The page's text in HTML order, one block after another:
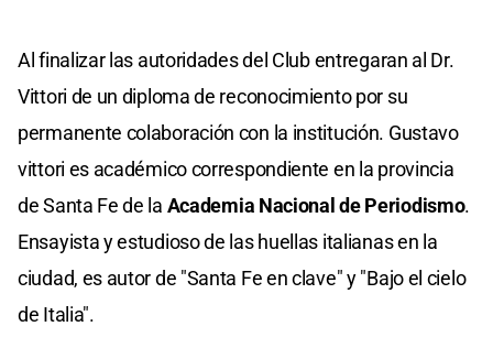
Al finalizar las autoridades del Club entregaran al Dr.
Vittori de un diploma de reconocimiento por su
permanente colaboración con la institución. Gustavo
vittori es académico correspondiente en la provincia
de Santa Fe de la Academia Nacional de Periodismo.
Ensayista y estudioso de las huellas italianas en la
ciudad, es autor de "Santa Fe en clave" y "Bajo el cielo
de Italia".